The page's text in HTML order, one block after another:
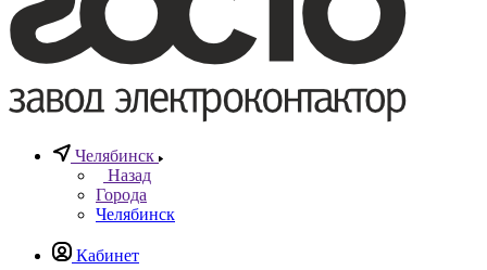
Челябинск
Назад
Города
Челябинск
Кабинет